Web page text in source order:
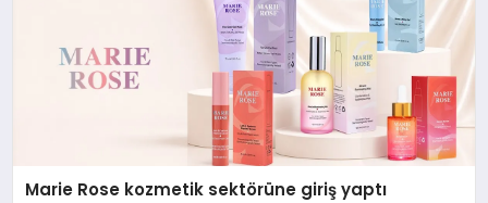
Marie Rose kozmetik sektörüne giriş yaptı